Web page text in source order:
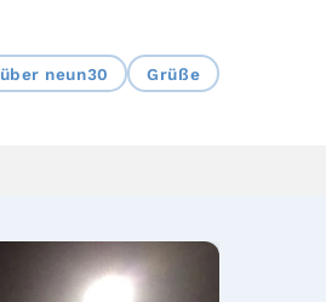
über neun30 Grüße